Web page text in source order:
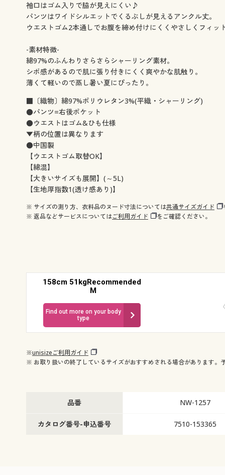
袖口はゴム入りで脇が見えにくい♪
パンツはワイドシルエットでくるぶしが見えるアンクル丈。
ウエストゴム2本通しでお腹を締め付けにくくやさしくフィッ
-素材特徴-
綿97%のふんわりさらさらシャーリング素材。
シボ感があるので肌に張り付きにくく爽やかな肌触り。
薄くて軽いので蒸し暑い夏にぴったり。
■〔織物〕綿97%ポリウレタン3%(平織・シャーリング)
●パンツ=右後ポケット
●ウエストはゴム&ひも仕様
▼柄の位置は異なります
●中国製
【ウエストゴム取替OK】
【綿混】
【大きいサイズも展開】(～5L)
【生地厚指数1(透け感あり)】
※ サイズの測り方、衣料品のヌード寸法については共通サイズガイド
※ 返品などサービスについてはご利用ガイド をご確認ください。
158cm 51kgRecommended
M
Find out more on your body
type
※unisizeご利用ガイド
※ お取り扱いの終了しているサイズがおすすめされる場合があります。
品番 NW-1257
カタログ番号-申込番号 7510-153365